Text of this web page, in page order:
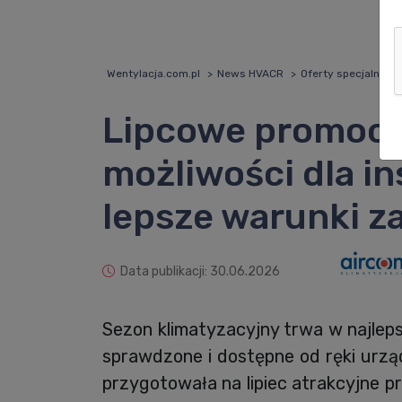
Wentylacja.com.pl News HVACR Oferty specjalne
Lipcowe
możliwości dla
lepsze warunki
Data publikacji: 30.06.2026
Sezon klimatyzacyjny trwa w
sprawdzone i dostępne od ręki
przygotowała na lipiec atrakcyjne